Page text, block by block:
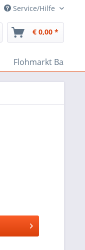
Service/Hilfe
€ 0,00 *
Flohmarkt Bazar